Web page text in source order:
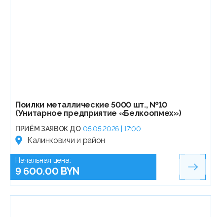
Поилки металлические 5000 шт., №10
(Унитарное предприятие «Белкоопмех»)
ПРИЁМ ЗАЯВОК ДО 05.05.2026 | 17:00
Калинковичи и район
Начальная цена:
9 600.00 BYN